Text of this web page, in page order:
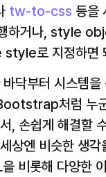
tw-to-css 등을
하거나, style
로 지정하면
닥부터 시스템을
처럼 누
, 손쉽게 해결할
상엔 비슷한 생각
비롯해 다양한